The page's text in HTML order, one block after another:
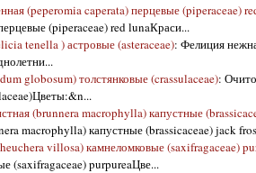
(peperomia caperata) перцевые (piperaceae)
(piperaceae) red lunaКраси...
tenella ) астровые (asteraceae): Фелиция
globosum) толстянковые (crassulaceae):
(brunnera macrophylla) капустные
macrophylla) капустные (brassicaceae) jack
villosa) камнеломковые (saxifragaceae)
(saxifragaceae) purpureaЦве...